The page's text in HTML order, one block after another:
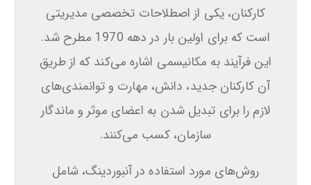
کارکنان، یکی از اصطلاحات تخصصی مدیریتی
است که برای اولین بار در دهه 1970 مطرح شد.
این فرآیند به مکانیسمی اشاره می‌کند که از طریق
آن کارکنان جدید، دانش، مهارت و توانمندی‌های
لازم را برای تبدیل شدن به اعضای موثر و ماندگار
سازمان، کسب می‌کنند.
روش‌های مورد استفاده در آنبوردینگ، شامل